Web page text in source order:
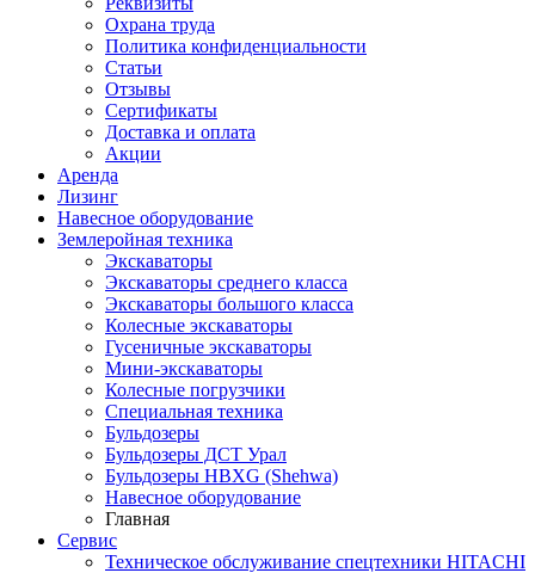
Охрана труда
Политика конфиденциальности
Статьи
Отзывы
Сертификаты
Доставка и оплата
Акции
Аренда
Лизинг
Навесное оборудование
Землеройная техника
Экскаваторы
Экскаваторы среднего класса
Экскаваторы большого класса
Колесные экскаваторы
Гусеничные экскаваторы
Мини-экскаваторы
Колесные погрузчики
Специальная техника
Бульдозеры
Бульдозеры ДСТ Урал
Бульдозеры HBXG (Shehwa)
Навесное оборудование
Главная
Сервис
Техническое обслуживание спецтехники HITACHI